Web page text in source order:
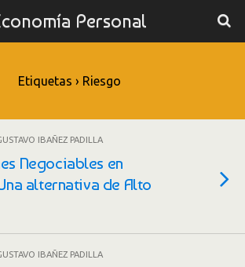
Personal
Etiquetas › Riesgo
IBAÑEZ PADILLA
Negociables en
alternativa de Alto
IBAÑEZ PADILLA